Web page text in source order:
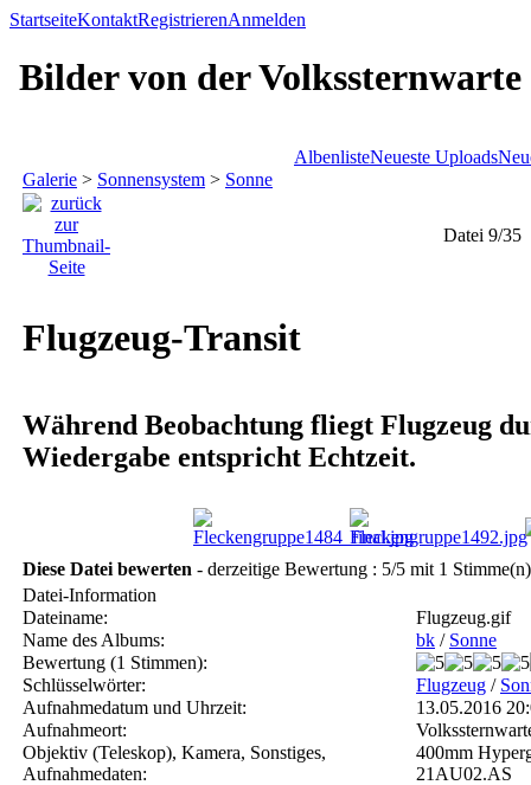
StartseiteKontaktRegistrierenAnmelden
Bilder von der Volkssternwarte
AlbenlisteNeueste Uploads
Galerie > Sonnensystem > Sonne
Datei 9/35
Flugzeug-Transit
Während Beobachtung fliegt Flugzeug
Wiedergabe entspricht Echtzeit.
Diese Datei bewerten - derzeitige Bewertung : 5/5 mit 1 Stimme(n)
Datei-Information
Dateiname:
Flugzeug.gif
Name des Albums:
bk / Sonne
Bewertung (1 Stimmen):
Schlüsselwörter:
Flugzeug /
Aufnahmedatum und Uhrzeit:
13.05.2016
Aufnahmeort:
Objektiv (Teleskop), Kamera, Sonstiges,
Aufnahmedaten:
400mm
21AU02.AS